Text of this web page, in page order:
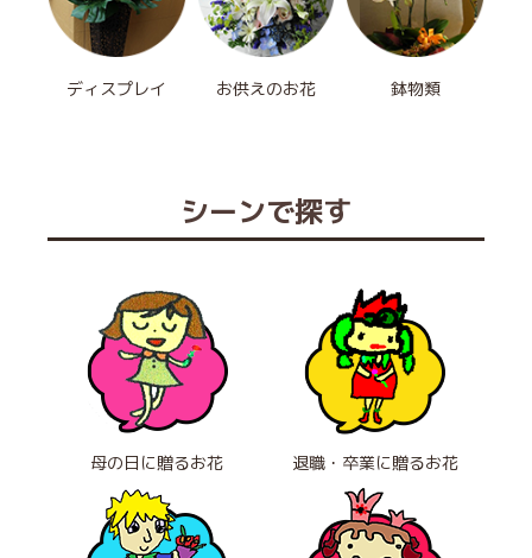
ディスプレイ お供えのお花 鉢物類
シーンで探す
母の日に贈るお花 退職・卒業に贈るお花